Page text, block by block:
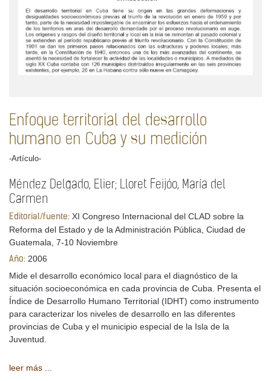
Enfoque territorial del desarrollo
humano en Cuba y su medición
-Artículo-
Méndez Delgado, Elier; Lloret Feijóo, María del
Carmen
Editorial/fuente: XI Congreso Internacional del CLAD sobre la
Reforma del Estado y de la Administración Pública, Ciudad de
Guatemala, 7-10 Noviembre
Año: 2006
Mide el desarrollo económico local para el diagnóstico de la
situación socioeconómica en cada provincia de Cuba. Presenta el
Índice de Desarrollo Humano Territorial (IDHT) como instrumento
para caracterizar los niveles de desarrollo en las diferentes
provincias de Cuba y el municipio especial de la Isla de la
Juventud.
leer más ...